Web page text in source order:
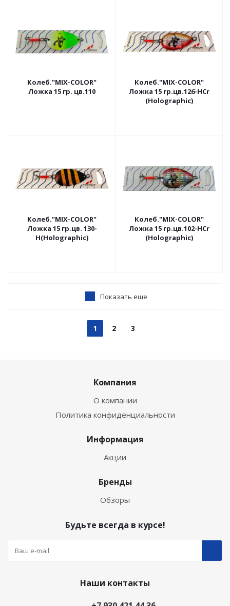
Колеб."MIX-COLOR"
Ложка 15 гр. цв.110
Колеб."MIX-COLOR"
Ложка 15 гр.цв.126-HCr
(Holographic)
Колеб."MIX-COLOR"
Ложка 15 гр.цв. 130-
H(Holographic)
Колеб."MIX-COLOR"
Ложка 15 гр.цв.102-HCr
(Holographic)
Показать еще
1 2 3
Компания
О компании
Политика конфиденциальности
Информация
Акции
Бренды
Обзоры
Будьте всегда в курсе!
Наши контакты